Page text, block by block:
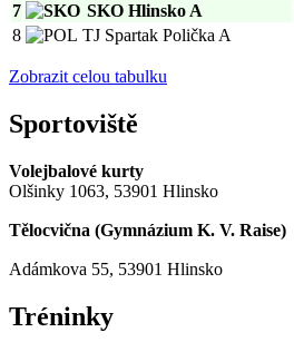
7
SKO Hlinsko A
8
TJ Spartak Polička A
Zobrazit celou tabulku
Sportoviště
Volejbalové kurty
Olšinky 1063, 53901 Hlinsko
Tělocvična (Gymnázium K. V. Raise)
Adámkova 55, 53901 Hlinsko
Tréninky